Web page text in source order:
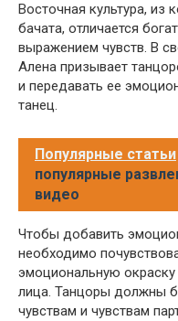
Восточная культура, из
бачата, отличается
выражением чувств. В
Алена призывает
и передавать ее
танец.
Популярные статьи
популярные
видео
Чтобы добавить
необходимо
эмоциональную
лица. Танцоры должны
чувствам и чувствам